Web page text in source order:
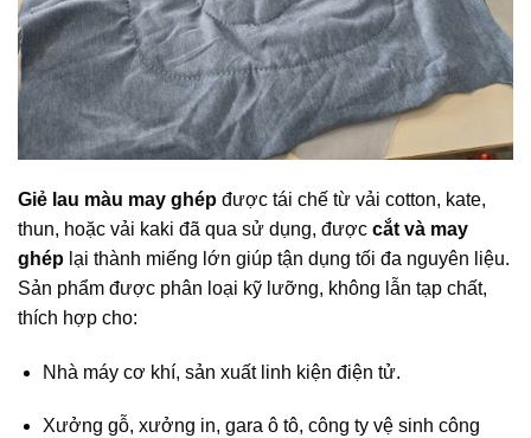
Giẻ lau màu may ghép được tái chế từ vải cotton, kate,
thun, hoặc vải kaki đã qua sử dụng, được cắt và may
ghép lại thành miếng lớn giúp tận dụng tối đa nguyên liệu.
Sản phẩm được phân loại kỹ lưỡng, không lẫn tạp chất,
thích hợp cho:
Nhà máy cơ khí, sản xuất linh kiện điện tử.
Xưởng gỗ, xưởng in, gara ô tô, công ty vệ sinh công